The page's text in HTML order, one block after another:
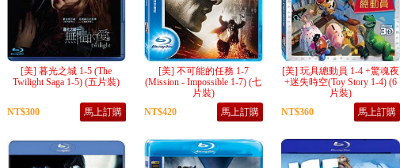
[美] 暮光之城 1-5 (The
Twilight Saga 1-5) (五片裝)
NT$300 馬上訂購
[美] 不可能的任務 1-7
(Mission - Impossible 1-7) (七
片裝)
NT$420
馬上訂購
[美] 玩具總動員 1-4 +驚魂夜
+迷失時空(Toy Story 1-4) (6
片裝)
NT$360
馬上訂購